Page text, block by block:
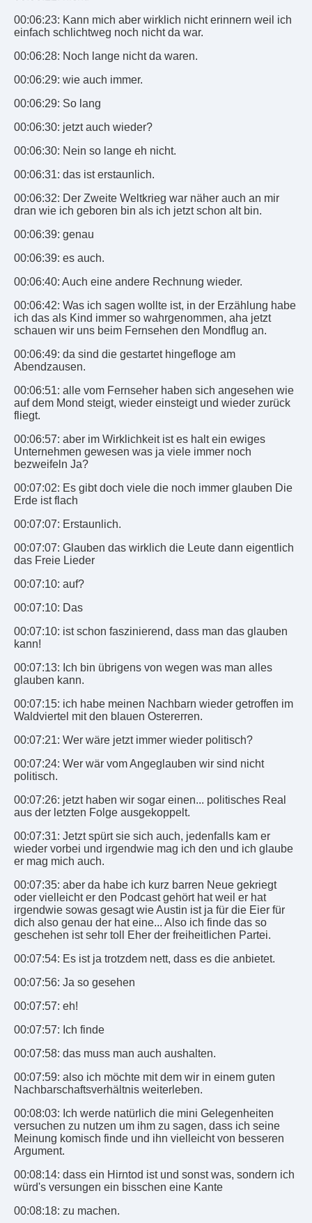
00:06:23: Kann mich aber wirklich nicht erinnern weil ich
einfach schlichtweg noch nicht da war.
00:06:28: Noch lange nicht da waren.
00:06:29: wie auch immer.
00:06:29: So lang
00:06:30: jetzt auch wieder?
00:06:30: Nein so lange eh nicht.
00:06:31: das ist erstaunlich.
00:06:32: Der Zweite Weltkrieg war näher auch an mir
dran wie ich geboren bin als ich jetzt schon alt bin.
00:06:39: genau
00:06:39: es auch.
00:06:40: Auch eine andere Rechnung wieder.
00:06:42: Was ich sagen wollte ist, in der Erzählung habe
ich das als Kind immer so wahrgenommen, aha jetzt
schauen wir uns beim Fernsehen den Mondflug an.
00:06:49: da sind die gestartet hingefloge am
Abendzausen.
00:06:51: alle vom Fernseher haben sich angesehen wie
auf dem Mond steigt, wieder einsteigt und wieder zurück
fliegt.
00:06:57: aber im Wirklichkeit ist es halt ein ewiges
Unternehmen gewesen was ja viele immer noch
bezweifeln Ja?
00:07:02: Es gibt doch viele die noch immer glauben Die
Erde ist flach
00:07:07: Erstaunlich.
00:07:07: Glauben das wirklich die Leute dann eigentlich
das Freie Lieder
00:07:10: auf?
00:07:10: Das
00:07:10: ist schon faszinierend, dass man das glauben
kann!
00:07:13: Ich bin übrigens von wegen was man alles
glauben kann.
00:07:15: ich habe meinen Nachbarn wieder getroffen im
Waldviertel mit den blauen Ostererren.
00:07:21: Wer wäre jetzt immer wieder politisch?
00:07:24: Wer wär vom Angeglauben wir sind nicht
politisch.
00:07:26: jetzt haben wir sogar einen... politisches Real
aus der letzten Folge ausgekoppelt.
00:07:31: Jetzt spürt sie sich auch, jedenfalls kam er
wieder vorbei und irgendwie mag ich den und ich glaube
er mag mich auch.
00:07:35: aber da habe ich kurz barren Neue gekriegt
oder vielleicht er den Podcast gehört hat weil er hat
irgendwie sowas gesagt wie Austin ist ja für die Eier für
dich also genau der hat eine... Also ich finde das so
geschehen ist sehr toll Eher der freiheitlichen Partei.
00:07:54: Es ist ja trotzdem nett, dass es die anbietet.
00:07:56: Ja so gesehen
00:07:57: eh!
00:07:57: Ich finde
00:07:58: das muss man auch aushalten.
00:07:59: also ich möchte mit dem wir in einem guten
Nachbarschaftsverhältnis weiterleben.
00:08:03: Ich werde natürlich die mini Gelegenheiten
versuchen zu nutzen um ihm zu sagen, dass ich seine
Meinung komisch finde und ihn vielleicht von besseren
Argument.
00:08:14: dass ein Hirntod ist und sonst was, sondern ich
würd's versungen ein bisschen eine Kante
00:08:18: zu machen.